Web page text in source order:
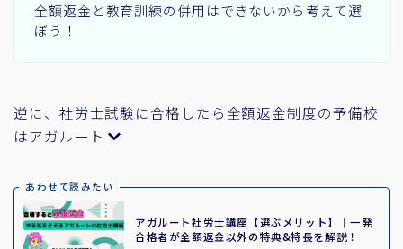
全額返金と教育訓練の併用はできないから考えて選
ぼう！
逆に、社労士試験に合格したら全額返金制度の予備校
はアガルート
あわせて読みたい
アガルート社労士講座【選ぶメリット】｜一発
合格者が全額返金以外の特典&特長を解説！